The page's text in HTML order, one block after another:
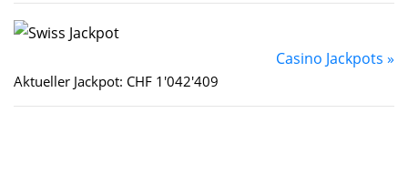
Casino Jackpots »
Aktueller Jackpot: CHF 1'042'409